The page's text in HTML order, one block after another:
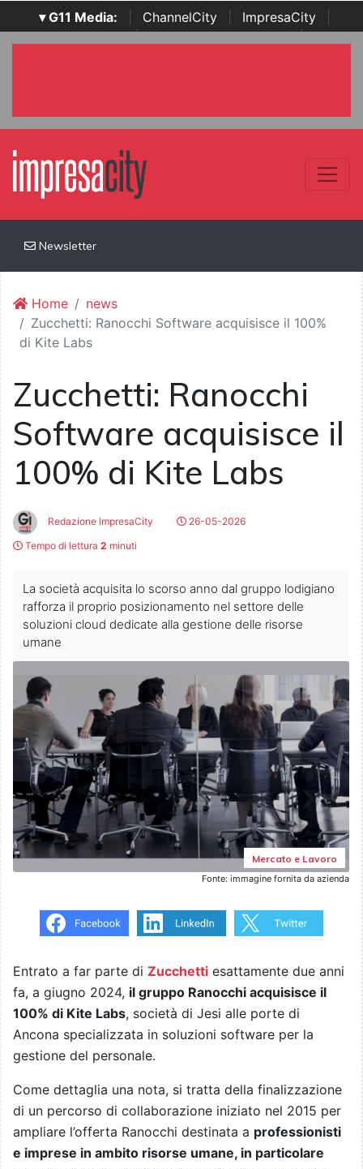
▾ G11 Media: ChannelCity ImpresaCity
SecurityOpenLab | Italian Channel Awards | Italian
Newsletter
Home
news
Zucchetti: Ranocchi Software acquisisce il 100%
di Kite Labs
Zucchetti: Ranocchi
Software acquisisce il
100% di Kite Labs
Redazione ImpresaCity
26-05-2026
Tempo di lettura 2 minuti
La società acquisita lo scorso anno dal gruppo lodigiano
rafforza il proprio posizionamento nel settore delle
soluzioni cloud dedicate alla gestione delle risorse
umane
Mercato e Lavoro
Fonte: immagine fornita da azienda
Entrato a far parte di Zucchetti esattamente due anni
fa, a giugno 2024, il gruppo Ranocchi acquisisce il
100% di Kite Labs, società di Jesi alle porte di
Ancona specializzata in soluzioni software per la
gestione del personale.
Come dettaglia una nota, si tratta della finalizzazione
di un percorso di collaborazione iniziato nel 2015 per
ampliare l’offerta Ranocchi destinata a professionisti
e imprese in ambito risorse umane, in particolare